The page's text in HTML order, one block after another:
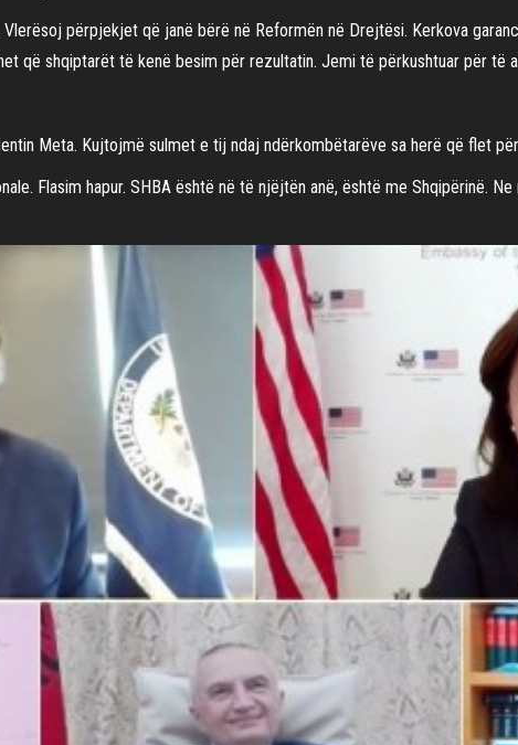
përpjekjet që janë bërë në Reformën në Drejtësi. Kerkova
që shqiptarët të kenë besim për rezultatin. Jemi të përkushtuar për të
Meta. Kujtojmë sulmet e tij ndaj ndërkombëtarëve sa herë që flet
Flasim hapur. SHBA është në të njëjtën anë, është me Shqipërinë.